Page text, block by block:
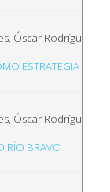
Óscar Rodríguez
ESTRATEGIA DE
Óscar Rodríguez
RÍO BRAVO